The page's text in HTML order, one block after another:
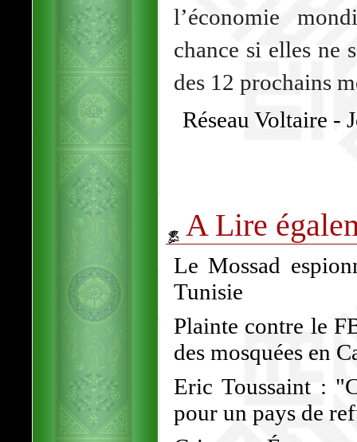
l’économie
chance si elles ne
des 12 prochains
Réseau Voltaire -
A Lire
Le Mossad
Tunisie
Plainte contre le
des mosquées en
Eric Toussaint :
pour un pays de